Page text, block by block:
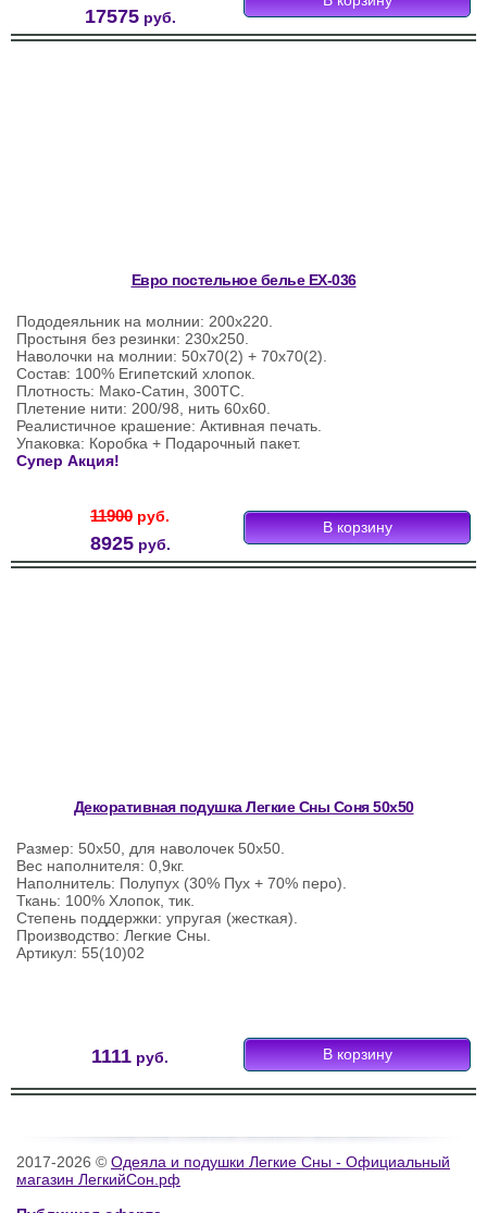
17575руб.
Евро постельное белье ЕХ-036
Пододеяльник на молнии: 200х220.
Простыня без резинки: 230х250.
Наволочки на молнии: 50х70(2) + 70х70(2).
Состав: 100% Египетский хлопок.
Плотность: Мако-Сатин, 300ТС.
Плетение нити: 200/98, нить 60х60.
Реалистичное крашение: Активная печать.
Упаковка: Коробка + Подарочный пакет.
Супер Акция!
11900 руб.
8925руб.
Декоративная подушка Легкие Сны Соня 50х50
Размер: 50х50, для наволочек 50х50.
Вес наполнителя: 0,9кг.
Наполнитель: Полупух (30% Пух + 70% перо).
Ткань: 100% Хлопок, тик.
Степень поддержки: упругая (жесткая).
Производство: Легкие Сны.
Артикул: 55(10)02
1111 руб.
2017-2026 © Одеяла и подушки Легкие Сны - Официальный
магазин ЛегкийСон.рф